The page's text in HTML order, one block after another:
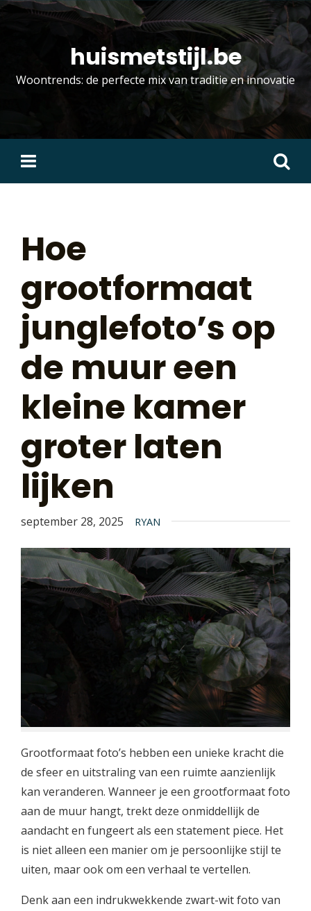
Skip
huismetstijl.be
Woontrends: de perfecte mix van traditie en innovatie
Zoeken
naar:
Hoe
grootformaat
junglefoto’s op
de muur een
kleine kamer
groter laten
lijken
september 28, 2025 RYAN
Grootformaat foto’s hebben een unieke kracht die
de sfeer en uitstraling van een ruimte aanzienlijk
kan veranderen. Wanneer je een grootformaat foto
aan de muur hangt, trekt deze onmiddellijk de
aandacht en fungeert als een statement piece. Het
is niet alleen een manier om je persoonlijke stijl te
uiten, maar ook om een verhaal te vertellen.
Denk aan een indrukwekkende zwart-wit foto van